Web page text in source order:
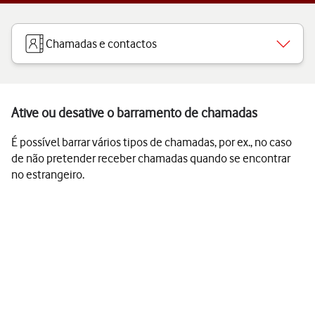
Chamadas e contactos
Ative ou desative o barramento de chamadas
É possível barrar vários tipos de chamadas, por ex., no caso
de não pretender receber chamadas quando se encontrar
no estrangeiro.